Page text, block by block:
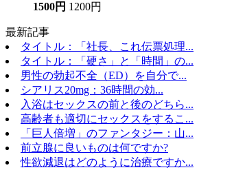
1500円 1200円
最新記事
タイトル：「社長、これ伝票処理...
タイトル：「硬さ」と「時間」の...
男性の勃起不全（ED）を自分で...
シアリス20mg：36時間の効...
入浴はセックスの前と後のどちら...
高齢者も適切にセックスをするこ...
「巨人倍増」のファンタジー：山...
前立腺に良いものは何ですか?
性欲減退はどのように治療ですか...